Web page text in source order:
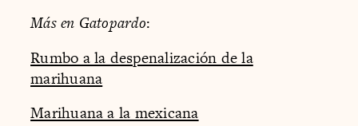
Más en Gatopardo:
Rumbo a la despenalización de la
marihuana
Marihuana a la mexicana